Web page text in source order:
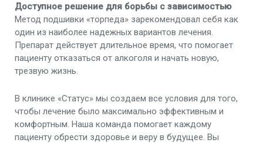
Доступное решение для борьбы с зависимостью
Метод подшивки «торпеда» зарекомендовал себя как
один из наиболее надежных вариантов лечения.
Препарат действует длительное время, что помогает
пациенту отказаться от алкоголя и начать новую,
трезвую жизнь.
В клинике «Статус» мы создаем все условия для того,
чтобы лечение было максимально эффективным и
комфортным. Наша команда помогает каждому
пациенту обрести здоровье и веру в будущее. Вы